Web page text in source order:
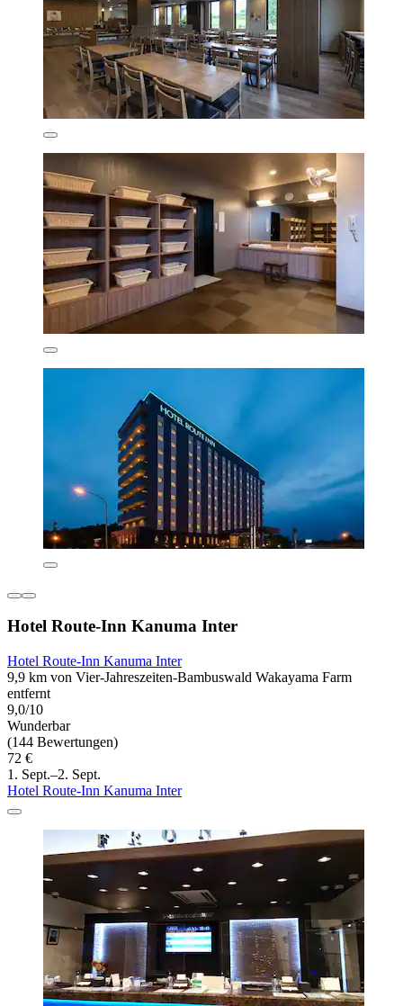
Hotel Route-Inn Kanuma Inter
Hotel Route-Inn Kanuma Inter
9,9 km von Vier-Jahreszeiten-Bambuswald Wakayama Farm
entfernt
9,0/10
Wunderbar
(144 Bewertungen)
72 €
1. Sept.–2. Sept.
Hotel Route-Inn Kanuma Inter